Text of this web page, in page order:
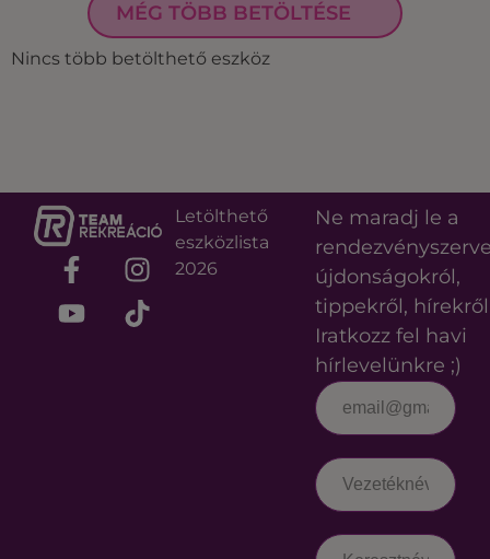
MÉG TÖBB BETÖLTÉSE
Nincs több betölthető eszköz
Letölthető
eszközlista
2026
Ne maradj le a
újdonságokról,
tippekről,
Iratkozz fel havi
hírlevelünkre ;)